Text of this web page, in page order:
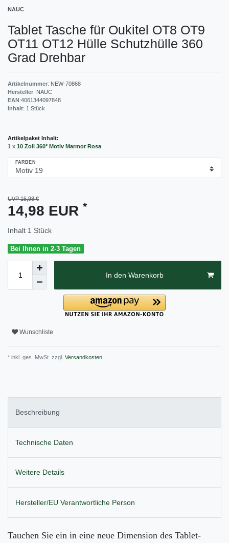
NAUC
Tablet Tasche für Oukitel OT8 OT9
OT11 OT12 Hülle Schutzhülle 360
Grad Drehbar
Artikelnummer: NEW-70868
Hersteller: NAUC
EAN:4061344097848
Inhalt: 1 Stück
Artikelpaket Inhalt:
1 x 10 Zoll 360° Motiv Marmor Rosa
FARBEN
UVP 15,98 €
14,98 EUR *
Inhalt 1 Stück
Bei Ihnen in 2-3 Tagen
In den Warenkorb
Wunschliste
* inkl. ges. MwSt. zzgl. Versandkosten
Beschreibung
Technische Daten
Weitere Details
Hersteller/EU Verantwortliche Person
Tauchen Sie ein in eine neue Dimension des Tablet-